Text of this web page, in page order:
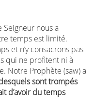
Seigneur nous a
temps est limité.
et n’y consacrons pas
qui ne profitent ni à
Notre Prophète (saw) a
sont trompés
d’avoir du temps